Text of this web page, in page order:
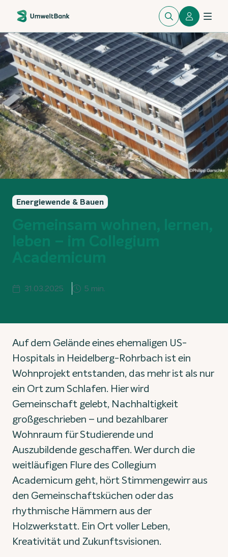
Energiewende & Bauen
Gemeinsam wohnen, lernen,
leben – im Collegium
Academicum
31.03.2025 5 min.
Auf dem Gelände eines ehemaligen US-
Hospitals in Heidelberg-Rohrbach ist ein
Wohnprojekt entstanden, das mehr ist als nur
ein Ort zum Schlafen. Hier wird
Gemeinschaft gelebt, Nachhaltigkeit
großgeschrieben – und bezahlbarer
Wohnraum für Studierende und
Auszubildende geschaffen. Wer durch die
weitläufigen Flure des Collegium
Academicum geht, hört Stimmengewirr aus
den Gemeinschaftsküchen oder das
rhythmische Hämmern aus der
Holzwerkstatt. Ein Ort voller Leben,
Kreativität und Zukunftsvisionen.